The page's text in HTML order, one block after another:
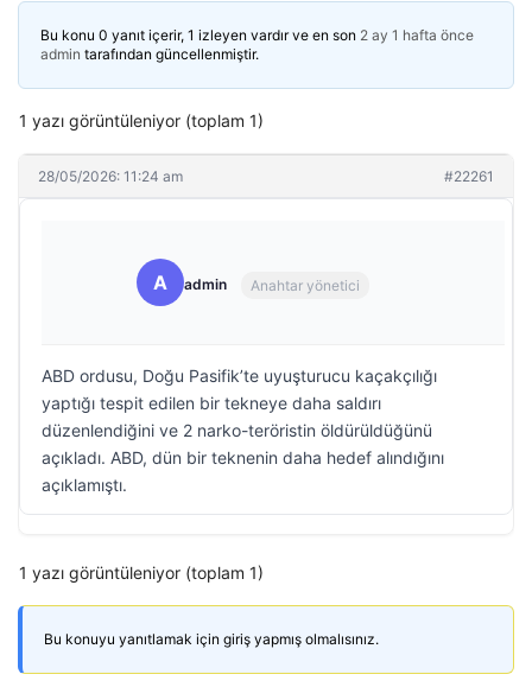
Bu konu 0 yanıt içerir, 1 izleyen vardır ve en son 2 ay 1 hafta önce
admin tarafından güncellenmiştir.
1 yazı görüntüleniyor (toplam 1)
28/05/2026: 11:24 am #22261
A admin Anahtar yönetici
ABD ordusu, Doğu Pasifik’te uyuşturucu kaçakçılığı
yaptığı tespit edilen bir tekneye daha saldırı
düzenlendiğini ve 2 narko-teröristin öldürüldüğünü
açıkladı. ABD, dün bir teknenin daha hedef alındığını
açıklamıştı.
1 yazı görüntüleniyor (toplam 1)
Bu konuyu yanıtlamak için giriş yapmış olmalısınız.